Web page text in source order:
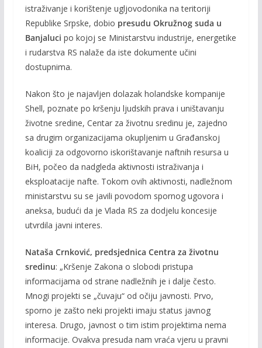
istraživanje i korištenje ugljovodonika na teritoriji
Republike Srpske, dobio presudu Okružnog suda u
Banjaluci po kojoj se Ministarstvu industrije, energetike
i rudarstva RS nalaže da iste dokumente učini
dostupnima.
Nakon što je najavljen dolazak holandske kompanije
Shell, poznate po kršenju ljudskih prava i uništavanju
životne sredine, Centar za životnu sredinu je, zajedno
sa drugim organizacijama okupljenim u Građanskoj
koaliciji za odgovorno iskorištavanje naftnih resursa u
BiH, počeo da nadgleda aktivnosti istraživanja i
eksploatacije nafte. Tokom ovih aktivnosti, nadležnom
ministarstvu su se javili povodom spornog ugovora i
aneksa, budući da je Vlada RS za dodjelu koncesije
utvrdila javni interes.
Nataša Crnković, predsjednica Centra za životnu
sredinu: „Kršenje Zakona o slobodi pristupa
informacijama od strane nadležnih je i dalje često.
Mnogi projekti se „čuvaju“ od očiju javnosti. Prvo,
sporno je zašto neki projekti imaju status javnog
interesa. Drugo, javnost o tim istim projektima nema
informacije. Ovakva presuda nam vraća vjeru u pravni